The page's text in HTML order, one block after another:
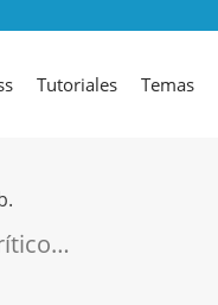
Tutoriales Temas